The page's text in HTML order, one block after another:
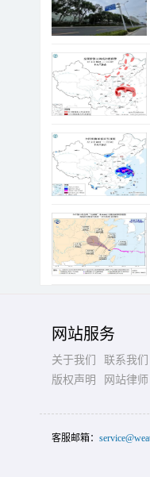
网站服务
关于我们 联系我们
版权声明
网站律师
客服邮箱：